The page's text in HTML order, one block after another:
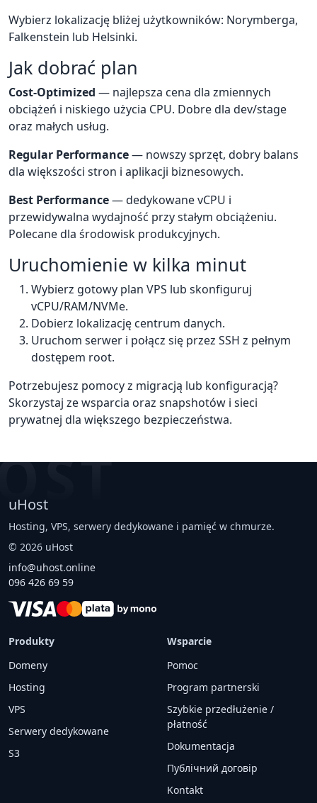
Wybierz lokalizację bliżej użytkowników: Norymberga,
Falkenstein lub Helsinki.
Jak dobrać plan
Cost-Optimized — najlepsza cena dla zmiennych
obciążeń i niskiego użycia CPU. Dobre dla dev/stage
oraz małych usług.
Regular Performance— nowszy sprzęt, dobry balans
dla większości stron i aplikacji biznesowych.
Best Performance— dedykowane vCPU i
przewidywalna wydajność przy stałym obciążeniu.
Polecane dla środowisk produkcyjnych.
Uruchomienie w kilka minut
Wybierz gotowy plan VPS lub skonfiguruj
vCPU/RAM/NVMe.
Dobierz lokalizację centrum danych.
Uruchom serwer i połącz się przez SSH z pełnym
dostępem root.
Potrzebujesz pomocy z migracją lub konfiguracją?
Skorzystaj ze wsparcia oraz snapshotów i sieci
prywatnej dla większego bezpieczeństwa.
uHost
Hosting, VPS, serwery dedykowane i pamięć w chmurze.
© 2026 uHost
info@uhost.online
096 426 69 59
Produkty
Domeny
Hosting
VPS
Serwery dedykowane
S3
Wsparcie
Pomoc
Program partnerski
Szybkie przedłużenie /
płatność
Dokumentacja
Публічний договір
Kontakt